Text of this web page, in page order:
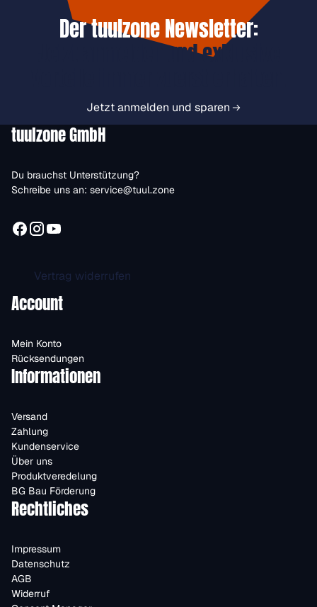
Der tuulzone Newsletter:
Jetzt anmelden und exklusive
Jetzt anmelden und sparen
tuulzone GmbH
Du brauchst Unterstützung?
Schreibe uns an: service@tuul.zone
Vertrag widerrufen
Account
Mein Konto
Rücksendungen
Informationen
Versand
Zahlung
Kundenservice
Über uns
Produktveredelung
BG Bau Förderung
Rechtliches
Impressum
Datenschutz
AGB
Widerruf